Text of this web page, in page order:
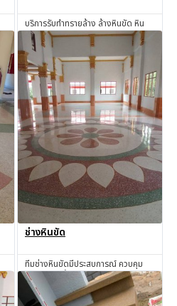
บริการรับทำทรายล้าง ล้างหินขัด หิน
ล้าง ทรายล้าง ทำทรายล้าง ช่างทราย
ล้าง ช่างหินขัด รับทำหินขัด รับทำหิน
อ่อน รับเหมาทำทรายล้าง โดยช่างผู้มี
ประสบการณ์มากกว่า 30 ปี อ่างทอง
สอบถาม
ช่างหินขัด
ทีมช่างหินขัดมีประสบการณ์ ควบคุม
คุณภาพทุกขั้นตอนการทำงาน
สอบถาม